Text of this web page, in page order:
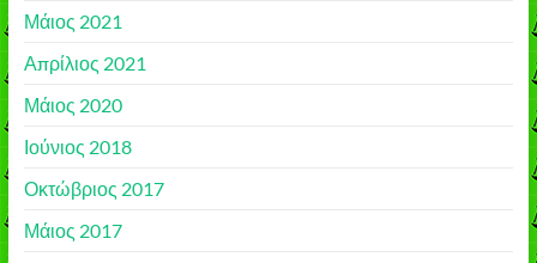
Μάιος 2021
Απρίλιος 2021
Μάιος 2020
Ιούνιος 2018
Οκτώβριος 2017
Μάιος 2017